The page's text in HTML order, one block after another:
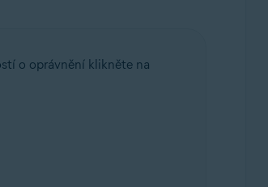
o oprávnění klikněte na